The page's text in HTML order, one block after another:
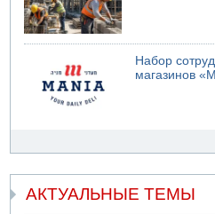
Набор
магазинов
АКТУАЛЬНЫЕ ТЕМЫ